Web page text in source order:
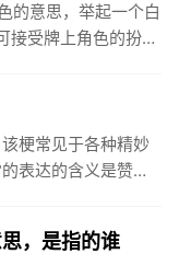
的意思，举起一个白
接受牌上角色的扮
梗常见于各种精妙
表达的含义是赞美
，是指的谁